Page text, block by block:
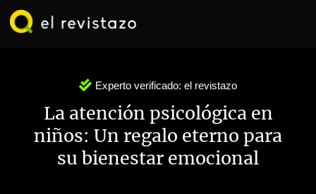
Experto verificado: el revistazo
La atención psicológica en
niños: Un regalo eterno para
su bienestar emocional